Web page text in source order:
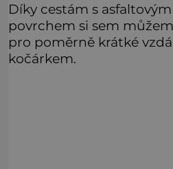
Díky cestám s
povrchem si sem
pro poměrně krátké
kočárkem.